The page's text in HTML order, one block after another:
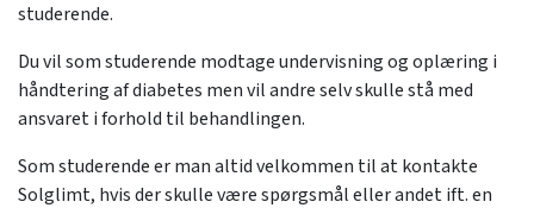
studerende.​
Du vil som studerende modtage undervisning og oplæring i
håndtering af diabetes men vil andre selv skulle stå med
ansvaret i forhold til behandlingen.
Som studerende er man altid velkommen til at kontakte
Solglimt, hvis der skulle være spørgsmål eller andet ift. en